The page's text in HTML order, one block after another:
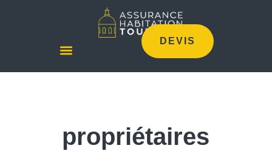
DEVIS
propriétaires